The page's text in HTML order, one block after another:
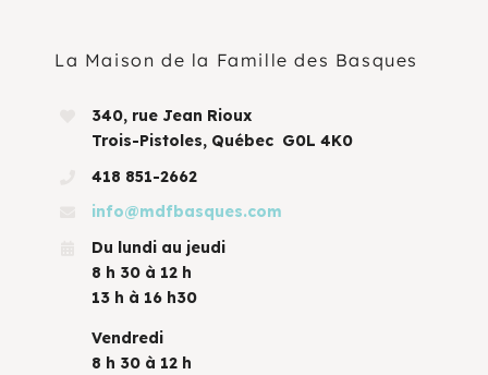
La Maison de la Famille des Basques
340, rue Jean Rioux
Trois-Pistoles, Québec G0L 4K0
418 851-2662
info@mdfbasques.com
Du lundi au jeudi
8 h 30 à 12 h
13 h à 16 h30
Vendredi
8 h 30 à 12 h